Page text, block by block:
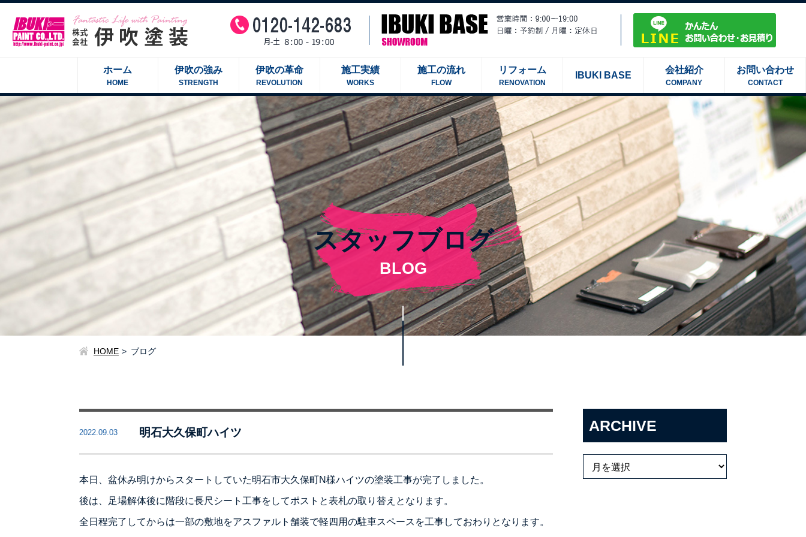
ホーム
HOME
伊吹の強み
STRENGTH
伊吹の革命
REVOLUTION
施工実績
WORKS
施工の流れ
FLOW
リフォーム
RENOVATION
IBUKI BASE
会社紹介
COMPANY
お問い合わせ
CONTACT
スタッフブログ
BLOG
HOME ブログ
2022.09.03 明石大久保町ハイツ
本日、盆休み明けからスタートしていた明石市大久保町N様ハイツの塗装工事が完了しました。
後は、足場解体後に階段に長尺シート工事をしてポストと表札の取り替えとなります。
全日程完了してからは一部の敷地をアスファルト舗装で軽四用の駐車スペースを工事しておわりとなります。
ARCHIVE